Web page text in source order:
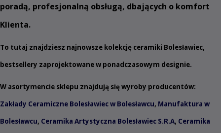
poradą, profesjonalną obsługą, dbających o komfort
Klienta.
To tutaj znajdziesz najnowsze kolekcję ceramiki Bolesławiec,
bestsellery zaprojektowane w ponadczasowym designie.
W asortymencie sklepu znajdują się wyroby producentów:
Zakłady Ceramiczne Bolesławiec w Bolesławcu, Manufaktura w
Bolesławcu, Ceramika Artystyczna Bolesławiec S.R.A, Ceramika